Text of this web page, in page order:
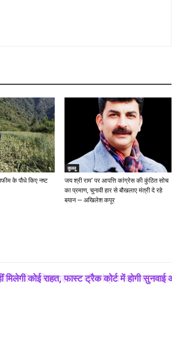
के पौधे किए नष्ट
कुल्लू
जय श्री राम’ पर आपत्ति कांग्रेस की कुंठित सोच
का प्रमाण, चुनावी हार से बौखलाए मंत्री दे रहे
बयान — अखिलेश कपूर